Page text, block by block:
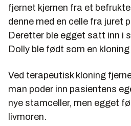
fjernet kjernen fra et
denne med en celle fra juret
Deretter ble egget satt inn i
Dolly ble født som en kloning
Ved terapeutisk kloning
man poder inn pasientens
nye stamceller, men egget
livmoren.